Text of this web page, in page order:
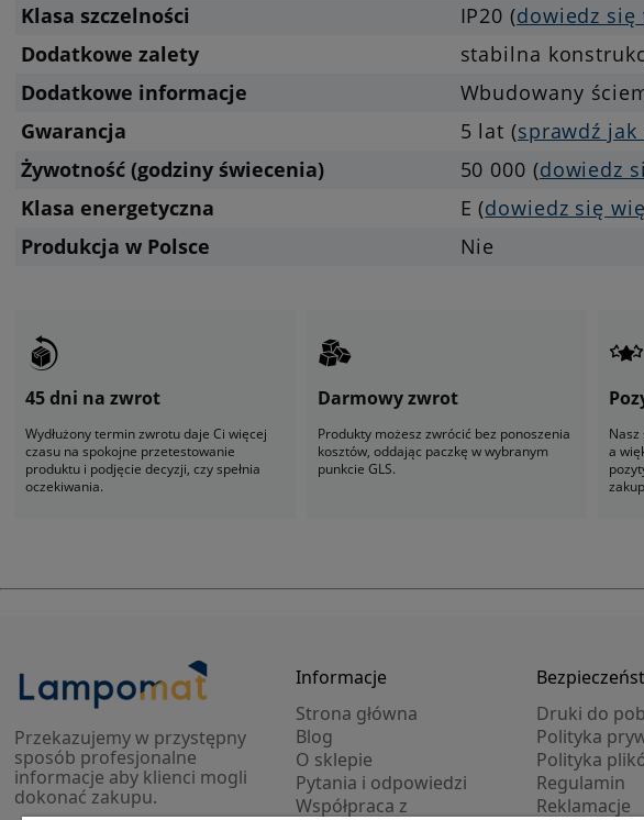
Klasa szczelności
IP20 (dowiedz się
Dodatkowe zalety
stabilna
Dodatkowe informacje
Wbudowany
Gwarancja
5 lat (sprawdź jak
Żywotność (godziny świecenia)
50 000 (dowiedz
Klasa energetyczna
E (dowiedz się
Produkcja w Polsce
Nie
45 dni na zwrot
Wydłużony termin zwrotu daje Ci więcej
czasu na spokojne przetestowanie
produktu i podjęcie decyzji, czy spełnia
oczekiwania.
Darmowy zwrot
Produkty możesz zwrócić bez ponoszenia
kosztów, oddając paczkę w wybranym
punkcie GLS.
a
Przekazujemy w przystępny
sposób profesjonalne
informacje aby klienci mogli
dokonać zakupu.
Informacje
Strona główna
Blog
O sklepie
Pytania i odpowiedzi
Współpraca z
Druki do
Polityka
Polityka
Regulamin
Reklamacje